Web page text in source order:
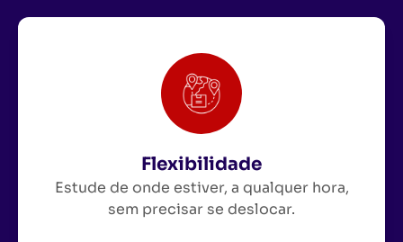
Flexibilidade
Estude de onde estiver, a qualquer hora,
sem precisar se deslocar.